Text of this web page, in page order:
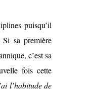
puisqu’il
sa première
c’est sa
fois cette
l’habitude de